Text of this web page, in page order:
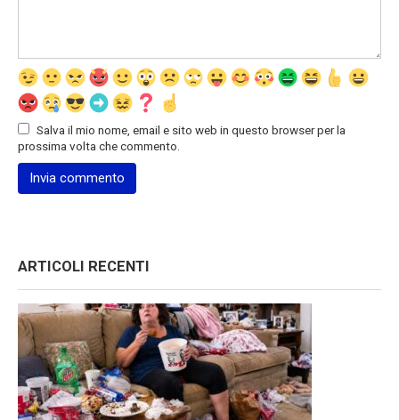
Salva il mio nome, email e sito web in questo browser per la
prossima volta che commento.
ARTICOLI RECENTI